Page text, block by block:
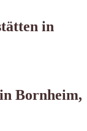
in
Bornheim,